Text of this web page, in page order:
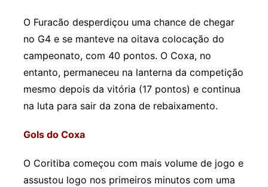
O Furacão desperdiçou uma chance de chegar
no G4 e se manteve na oitava colocação do
campeonato, com 40 pontos. O Coxa, no
entanto, permaneceu na lanterna da competição
mesmo depois da vitória (17 pontos) e continua
na luta para sair da zona de rebaixamento.
Gols do Coxa
O Coritiba começou com mais volume de jogo e
assustou logo nos primeiros minutos com uma